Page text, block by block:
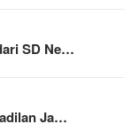
SD Ne…
Ja…